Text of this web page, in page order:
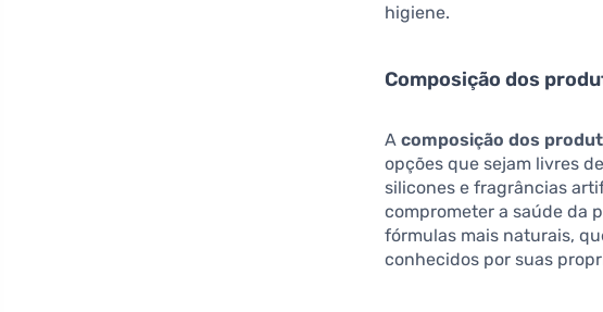
higiene.
Composição dos
Acomposição dos
opções que sejam livres
silicones e fragrâncias
comprometer a saúde da
fórmulas mais naturais,
conhecidos por suas